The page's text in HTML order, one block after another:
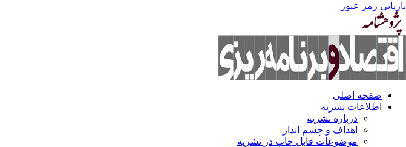
بازیابی رمز عبور
صفحه اصلی
اطلاعات نشریه
درباره نشریه
اهداف و چشم انداز
موضوعات قابل چاپ در نشریه